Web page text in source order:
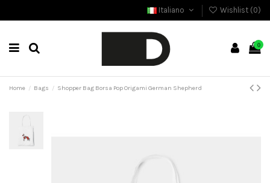
Italiano Wishlist (0)
0
Home Bags Shopper Bag Borsa Pop Origami German Shepherd